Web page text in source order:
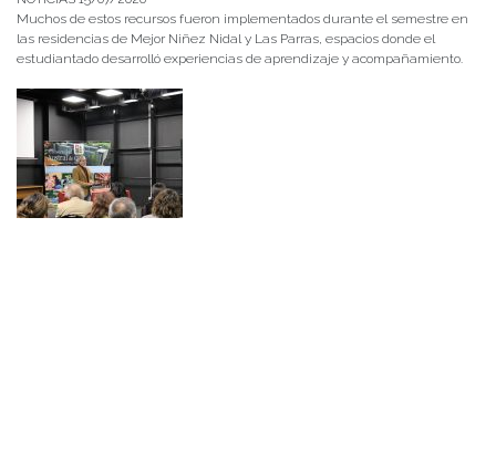
Muchos de estos recursos fueron implementados durante el semestre en
las residencias de Mejor Niñez Nidal y Las Parras, espacios donde el
estudiantado desarrolló experiencias de aprendizaje y acompañamiento.